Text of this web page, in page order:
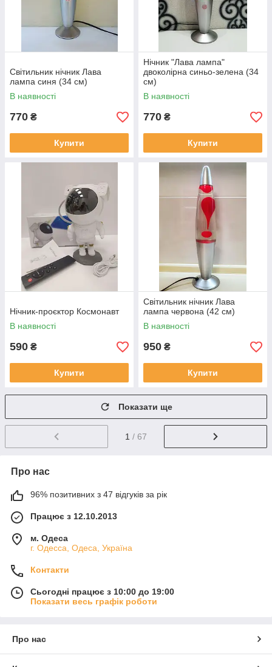
Світильник нічник Лава
лампа синя (34 см)
В наявності
770 ₴
Купити
Нічник "Лава лампа"
двоколірна синьо-зелена (34
см)
В наявності
770 ₴
Купити
Нічник-проєктор Космонавт
В наявності
590 ₴
Купити
Світильник нічник Лава
лампа червона (42 см)
В наявності
950 ₴
Купити
Показати ще
1 / 67
Про нас
96% позитивних з 47 відгуків за рік
Працює з 12.10.2013
м. Одеса
г. Одесса, Одеса, Україна
Контакти
Сьогодні працює з 10:00 до 19:00
Показати весь графік роботи
Про нас